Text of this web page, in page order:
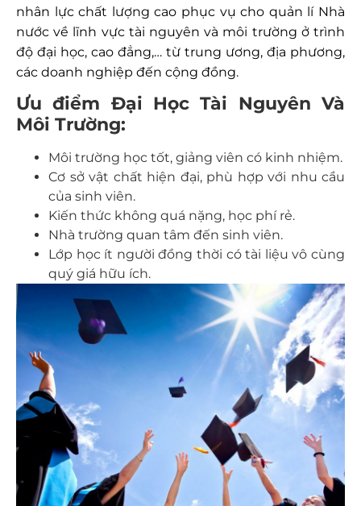
nhân lực chất lượng cao phục vụ cho quản lí Nhà
nước về lĩnh vực tài nguyên và môi trường ở trình
độ đại học, cao đẳng,… từ trung ương, địa phương,
các doanh nghiệp đến cộng đồng.
Ưu điểm Đại Học Tài Nguyên Và
Môi Trường:
Môi trường học tốt, giảng viên có kinh nhiệm.
Cơ sở vật chất hiện đại, phù hợp với nhu cầu
của sinh viên.
Kiến thức không quá nặng, học phí rẻ.
Nhà trường quan tâm đến sinh viên.
Lớp học ít người đồng thời có tài liệu vô cùng
quý giá hữu ích.